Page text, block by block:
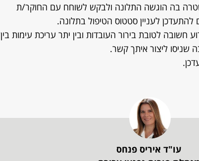
בה הוגשה התלונה ולבקש לשוחח עם החוקר/ת
לעניין סטטוס הטיפול בתלונה.
חשובה לטובת בירור העובדות ובין יתר עריכת עימות בין
שניסו ליצור איתך קשר.
עו"ד איריס פנחס